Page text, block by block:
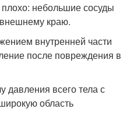
небольшие сосуды
краю.
внутренней части
после повреждения в
давления всего тела с
область